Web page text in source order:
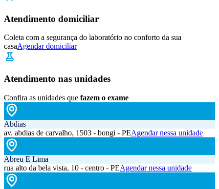
Atendimento domiciliar
Coleta com a segurança do laboratório no conforto da sua
casaAgendar domiciliar
Atendimento nas unidades
Confira as unidades que fazem o exame
Abdias
av. abdias de carvalho, 1503 - bongi - PEAgendar nessa unidade
Abreu E Lima
rua alto da bela vista, 10 - centro - PEAgendar nessa unidade